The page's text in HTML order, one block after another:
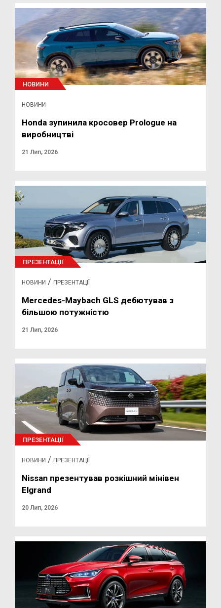
НОВИНИ
НОВИНИ
Honda зупинила кросовер Prologue на
виробництві
21 Лип, 2026
ПРЕЗЕНТАЦІЇ
НОВИНИ / ПРЕЗЕНТАЦІЇ
Mercedes-Maybach GLS дебютував з
більшою потужністю
21 Лип, 2026
ПРЕЗЕНТАЦІЇ
НОВИНИ / ПРЕЗЕНТАЦІЇ
Nissan презентував розкішний мінівен
Elgrand
20 Лип, 2026